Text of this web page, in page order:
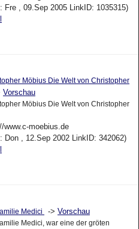
Fre , 09.Sep 2005 LinkID: 1035315)
Möbius Die Welt von Christopher
Vorschau
Möbius Die Welt von Christopher
www.c-moebius.de
Don , 12.Sep 2002 LinkID: 342062)
Medici -> Vorschau
Medici, war eine der gröten